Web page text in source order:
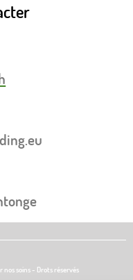
nos soins - Drots réservés